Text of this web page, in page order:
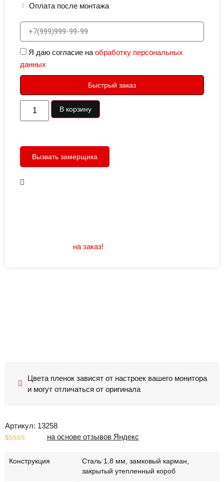
Артикул: 13258
основе
на основе отзывов Яндекс
Конструкция
Сталь 1,8 мм, замковый карман,
закрытый утепленный короб
Оплата после монтажа
Я даю согласие наобработку персональных
данных
Быстрый заказ
В корзину
Вызвать замерщика
на заказ!
Цвета пленок зависят от настроек вашего монитора
и могут отличаться от оригинала